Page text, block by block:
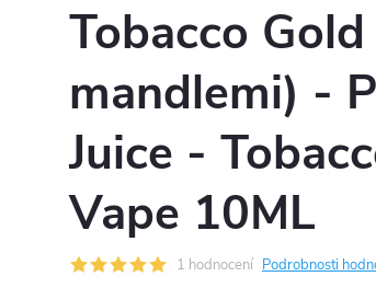
Tobacco
mandlemi) -
Juice -
Vape 10ML
1 hodnocení Podrobnosti